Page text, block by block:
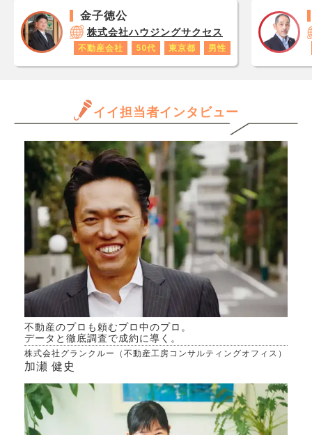
が1
です
あり
ロ
だけ
ます
きる
か、
専門
完済予定は自分が68歳のとき
になるので、払いきれるかの
点で不安です。 何かあった
ようなマイナスな思考になっ
ませんが、大丈夫なのか… 確
認するべき箇所や保証など、
アドバイスをください。
圧縮
ネッ
で認
金子徳公
株式会社ハウジングサクセス
不動産会社 50代 東京都 男性
イイ担当者インタビュー
不動産のプロも頼むプロ中のプロ。
データと徹底調査で成約に導く。
株式会社グランクルー（不動産工房コンサルティングオフィス）
加瀬 健史